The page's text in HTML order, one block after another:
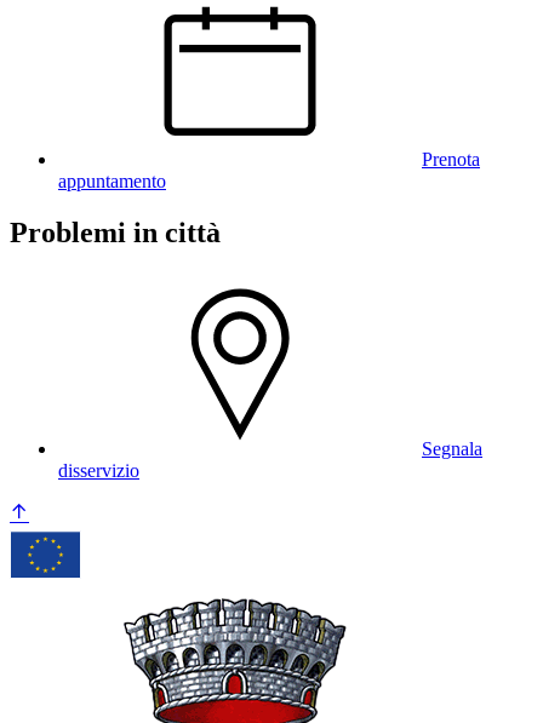
Prenota
appuntamento
Problemi in città
Segnala
disservizio